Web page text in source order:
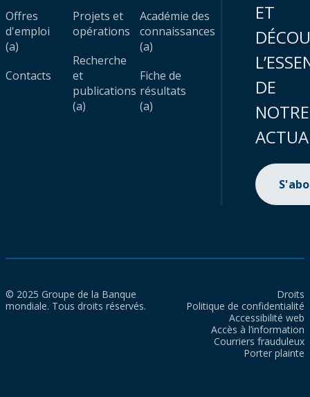
Offres
d'emploi
(a)
Contacts
Projets et
opérations
Recherche
et
publications
(a)
Académie des
connaissances
(a)
Fiche de
résultats
(a)
ET
DE
NOTRE
© 2025 Groupe de la Banque
mondiale. Tous droits réservés.
Droits
Politique de confidentialité
Accessibilité web
Accès à l’information
Courriers frauduleux
Porter plainte